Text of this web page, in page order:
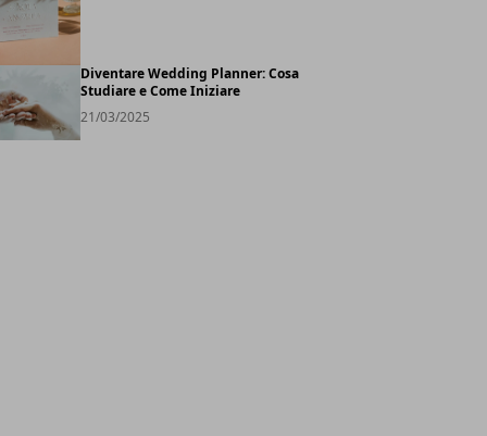
Diventare Wedding Planner: Cosa
Studiare e Come Iniziare
21/03/2025